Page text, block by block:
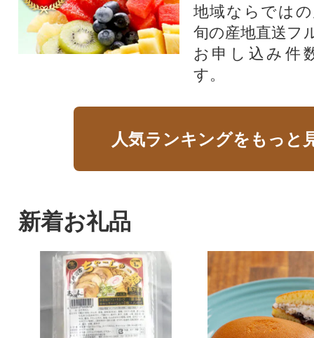
地域ならでは
旬の産地直送フ
お申し込み件
す。
人気ランキングをもっと
新着お礼品